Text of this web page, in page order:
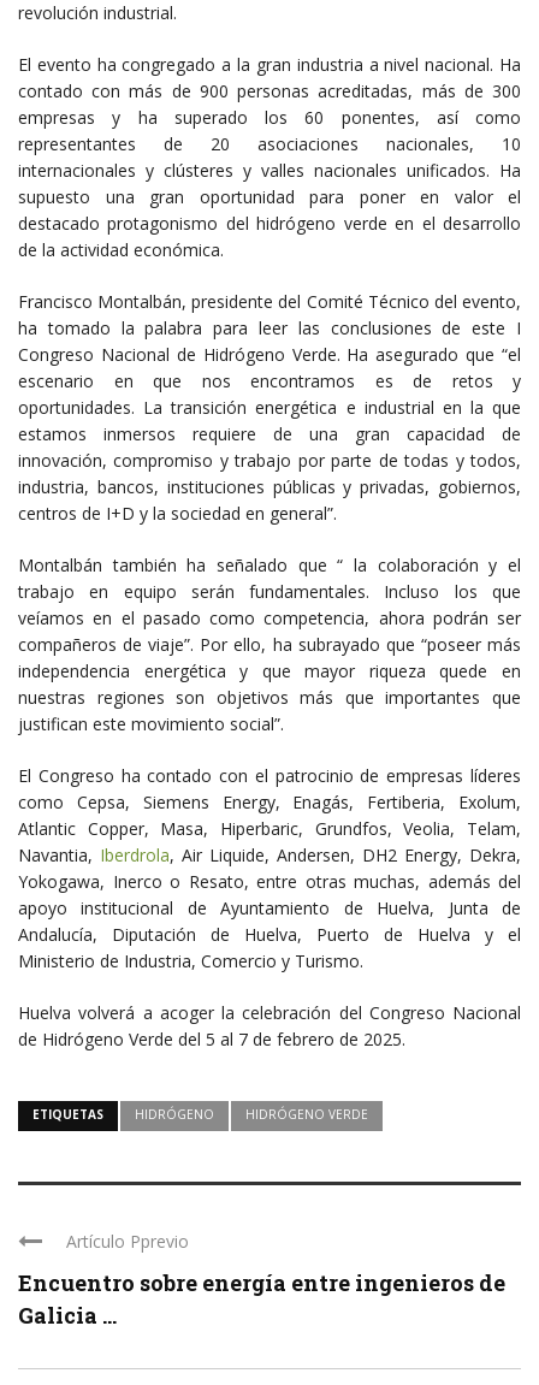
revolución industrial.
El evento ha congregado a la gran industria a nivel nacional. Ha
contado con más de 900 personas acreditadas, más de 300
empresas y ha superado los 60 ponentes, así como
representantes de 20 asociaciones nacionales, 10
internacionales y clústeres y valles nacionales unificados. Ha
supuesto una gran oportunidad para poner en valor el
destacado protagonismo del hidrógeno verde en el desarrollo
de la actividad económica.
Francisco Montalbán, presidente del Comité Técnico del evento,
ha tomado la palabra para leer las conclusiones de este I
Congreso Nacional de Hidrógeno Verde. Ha asegurado que “el
escenario en que nos encontramos es de retos y
oportunidades. La transición energética e industrial en la que
estamos inmersos requiere de una gran capacidad de
innovación, compromiso y trabajo por parte de todas y todos,
industria, bancos, instituciones públicas y privadas, gobiernos,
centros de I+D y la sociedad en general”.
Montalbán también ha señalado que “ la colaboración y el
trabajo en equipo serán fundamentales. Incluso los que
veíamos en el pasado como competencia, ahora podrán ser
compañeros de viaje”. Por ello, ha subrayado que “poseer más
independencia energética y que mayor riqueza quede en
nuestras regiones son objetivos más que importantes que
justifican este movimiento social”.
El Congreso ha contado con el patrocinio de empresas líderes
como Cepsa, Siemens Energy, Enagás, Fertiberia, Exolum,
Atlantic Copper, Masa, Hiperbaric, Grundfos, Veolia, Telam,
Navantia, Iberdrola, Air Liquide, Andersen, DH2 Energy, Dekra,
Yokogawa, Inerco o Resato, entre otras muchas, además del
apoyo institucional de Ayuntamiento de Huelva, Junta de
Andalucía, Diputación de Huelva, Puerto de Huelva y el
Ministerio de Industria, Comercio y Turismo.
Huelva volverá a acoger la celebración del Congreso Nacional
de Hidrógeno Verde del 5 al 7 de febrero de 2025.
ETIQUETAS HIDRÓGENO HIDRÓGENO VERDE
Artículo Pprevio
Encuentro sobre energía entre ingenieros de
Galicia ...